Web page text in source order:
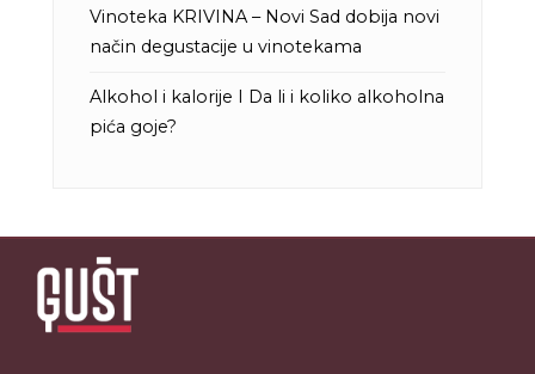
Vinoteka KRIVINA – Novi Sad dobija novi
način degustacije u vinotekama
Alkohol i kalorije I Da li i koliko alkoholna
pića goje?